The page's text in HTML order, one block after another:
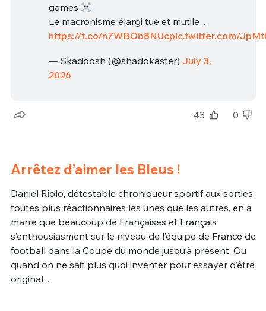
games
Le macronisme élargi tue et mutile…
https://t.co/n7WBOb8NUcpic.twitter.com/
— Skadoosh (@shadokaster) July 3,
2026
43 0
Arrêtez d’aimer les Bleus !
Daniel Riolo, détestable chroniqueur sportif aux sorties
toutes plus réactionnaires les unes que les autres, en a
marre que beaucoup de Françaises et Français
s’enthousiasment sur le niveau de l’équipe de France de
football dans la Coupe du monde jusqu’à présent. Ou
quand on ne sait plus quoi inventer pour essayer d’être
original…